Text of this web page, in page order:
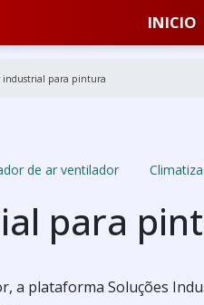
INICIO
industrial para pintura
de ar ventilador
para
a plataforma Soluções